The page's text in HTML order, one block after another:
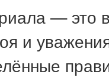
— это
и